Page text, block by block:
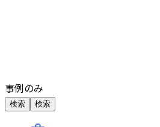
事例のみ
検索 検索